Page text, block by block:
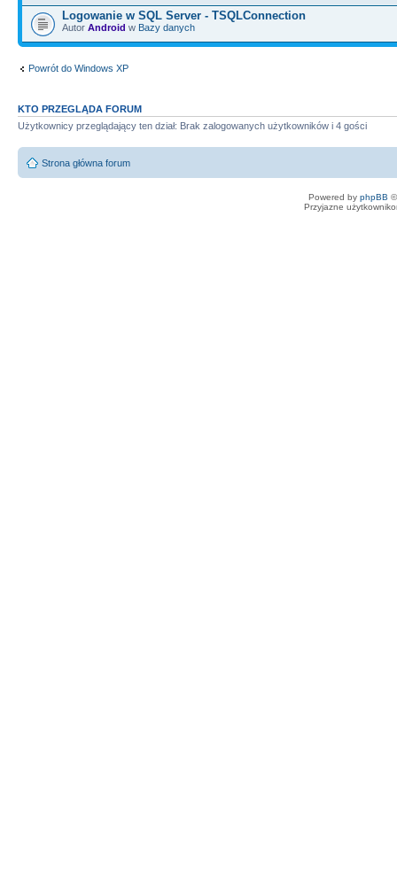
Logowanie w SQL Server - TSQLConnection
Autor Android w Bazy danych
Powrót do Windows XP
KTO PRZEGLĄDA FORUM
Użytkownicy przeglądający ten dział: Brak zalogowanych użytkowników i 4 gości
Strona główna forum
Powered by phpBB
Przyjazne